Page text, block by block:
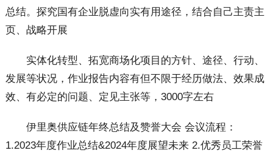
总结。探究国有企业脱虚向实有用途径，结合自己主责主
页、战略开展
实体化转型、拓宽商场化项目的方针、途径、行动、
发展等状况，作业报告内容有但不限于经历做法、效果成
效、有必定的问题、定见主张等，3000字左右
伊里奥供应链年终总结及赞誉大会 会议流程：
1.2023年度作业总结&2024年度展望未来 2.优秀员工荣誉